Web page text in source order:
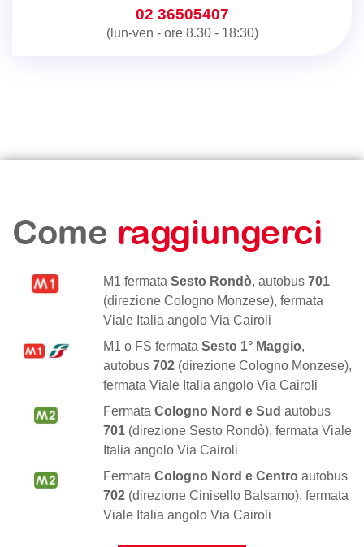
02 36505407
(lun-ven - ore 8.30 - 18:30)
Come raggiungerci
M1 fermata Sesto Rondò, autobus 701
(direzione Cologno Monzese), fermata
Viale Italia angolo Via Cairoli
M1 o FS fermata Sesto 1° Maggio,
autobus 702 (direzione Cologno Monzese),
fermata Viale Italia angolo Via Cairoli
Fermata Cologno Nord e Sud autobus
701 (direzione Sesto Rondò), fermata Viale
Italia angolo Via Cairoli
Fermata Cologno Nord e Centro autobus
702 (direzione Cinisello Balsamo), fermata
Viale Italia angolo Via Cairoli